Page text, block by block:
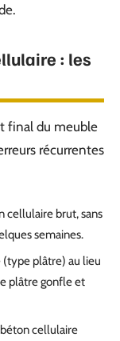
: les
final du meuble
récurrentes
cellulaire brut, sans
semaines.
(type plâtre) au lieu
plâtre gonfle et
cellulaire